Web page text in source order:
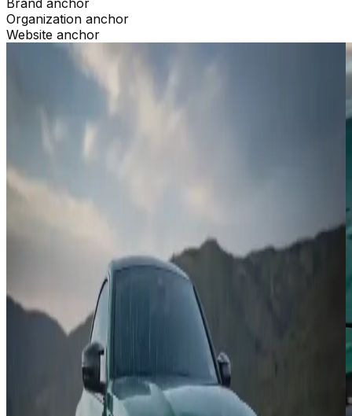
Brand anchor
Organization anchor
Website anchor